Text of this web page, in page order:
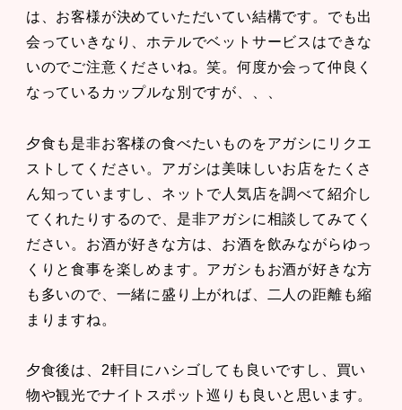
は、お客様が決めていただいてい結構です。でも出
会っていきなり、ホテルでベットサービスはできな
いのでご注意くださいね。笑。何度か会って仲良く
なっているカップルな別ですが、、、
夕食も是非お客様の食べたいものをアガシにリクエ
ストしてください。アガシは美味しいお店をたくさ
ん知っていますし、ネットで人気店を調べて紹介し
てくれたりするので、是非アガシに相談してみてく
ださい。お酒が好きな方は、お酒を飲みながらゆっ
くりと食事を楽しめます。アガシもお酒が好きな方
も多いので、一緒に盛り上がれば、二人の距離も縮
まりますね。
夕食後は、2軒目にハシゴしても良いですし、買い
物や観光でナイトスポット巡りも良いと思います。